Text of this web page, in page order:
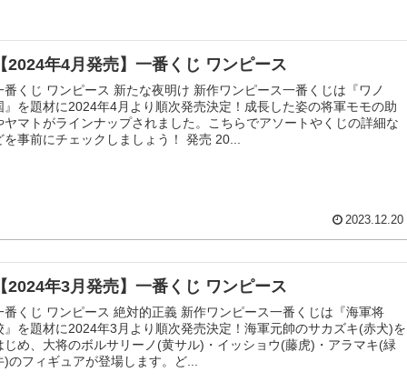
2024年4月発売】一番くじ ワンピース
番くじ ワンピース 新たな夜明け 新作ワンピース一番くじは『ワノ
』を題材に2024年4月より順次発売決定！成長した姿の将軍モモの助
ヤマトがラインナップされました。こちらでアソートやくじの詳細な
を事前にチェックしましょう！ 発売 20...
2023.12.20
2024年3月発売】一番くじ ワンピース
番くじ ワンピース 絶対的正義 新作ワンピース一番くじは『海軍将
』を題材に2024年3月より順次発売決定！海軍元帥のサカズキ(赤犬)を
じめ、大将のボルサリーノ(黄サル)・イッショウ(藤虎)・アラマキ(緑
)のフィギュアが登場します。ど...